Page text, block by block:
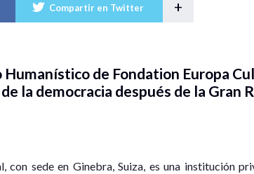
Compartir en Twitter +
Humanístico de Fondation Europa
la democracia después de la Gran
con sede en Ginebra, Suiza, es una institución